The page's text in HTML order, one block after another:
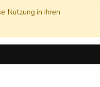
Nutzung in ihren